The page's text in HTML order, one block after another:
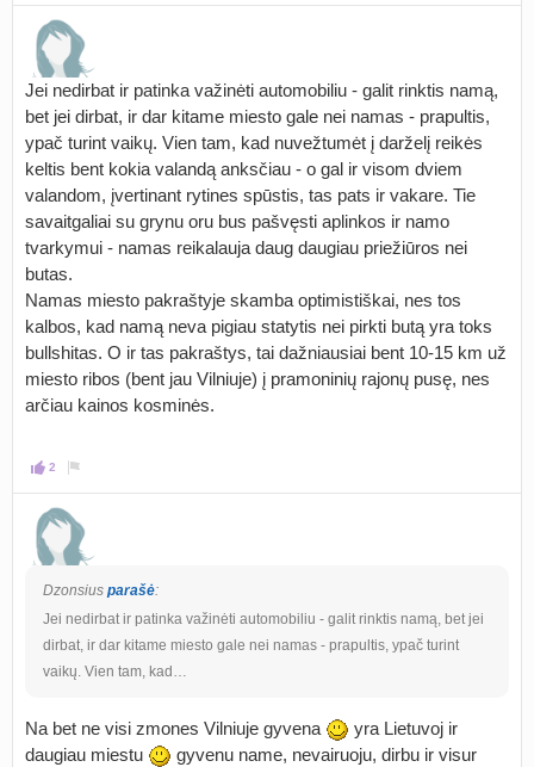
Jei nedirbat ir patinka važinėti automobiliu - galit rinktis namą,
bet jei dirbat, ir dar kitame miesto gale nei namas - prapultis,
ypač turint vaikų. Vien tam, kad nuvežtumėt į darželį reikės
keltis bent kokia valandą anksčiau - o gal ir visom dviem
valandom, įvertinant rytines spūstis, tas pats ir vakare. Tie
savaitgaliai su grynu oru bus pašvęsti aplinkos ir namo
tvarkymui - namas reikalauja daug daugiau priežiūros nei
butas.
Namas miesto pakraštyje skamba optimistiškai, nes tos
kalbos, kad namą neva pigiau statytis nei pirkti butą yra toks
bullshitas. O ir tas pakraštys, tai dažniausiai bent 10-15 km už
miesto ribos (bent jau Vilniuje) į pramoninių rajonų pusę, nes
arčiau kainos kosminės.
2
Dzonsius parašė:
Jei nedirbat ir patinka važinėti automobiliu - galit rinktis namą, bet jei
dirbat, ir dar kitame miesto gale nei namas - prapultis, ypač turint
vaikų. Vien tam, kad…
Na bet ne visi zmones Vilniuje gyvena
yra Lietuvoj ir
daugiau miestu
gyvenu name, nevairuoju, dirbu ir visur